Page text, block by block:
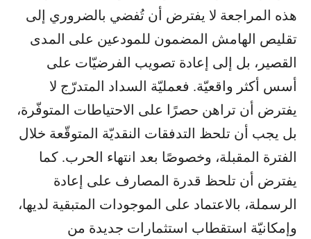
هذه المراجعة لا يفترض أن تُفضي بالضروري إلى
تقليص الهامش المضمون للمودعين على المدى
القصير، بل إلى إعادة تصويب الفرضيّات على
أسس أكثر واقعيّة. فعمليّة السداد المتدرّج لا
يفترض أن تراهن حصرًا على الاحتياطات المتوفّرة،
بل يجب أن تلحظ التدفقات النقديّة المتوقّعة خلال
الفترة المقبلة، وخصوصًا بعد انتهاء الحرب. كما
يفترض أن تلحظ قدرة المصارف على إعادة
الرسملة، بالاعتماد على الموجودات المتبقية لديها،
وإمكانيّة استقطاب استثمارات جديدة من